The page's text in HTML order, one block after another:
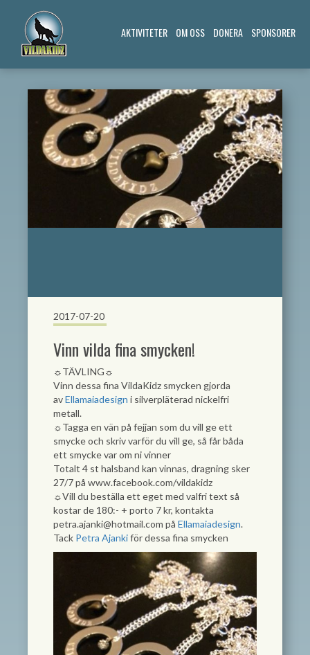
AKTIVITETER OM OSS DONERA SPONSORER
2017-07-20
Vinn vilda fina smycken!
☼TÄVLING☼
Vinn dessa fina VildaKidz smycken gjorda
avEllamaiadesign i silverpläterad nickelfri
metall.
☼Tagga en vän på fejjan som du vill ge ett
smycke och skriv varför du vill ge, så får båda
ett smycke var om ni vinner
Totalt 4 st halsband kan vinnas, dragning sker
27/7 på www.facebook.com/vildakidz
☼Vill du beställa ett eget med valfri text så
kostar de 180:- + porto 7 kr, kontakta
petra.ajanki@hotmail.com på Ellamaiadesign.
Tack Petra Ajankiför dessa fina smycken